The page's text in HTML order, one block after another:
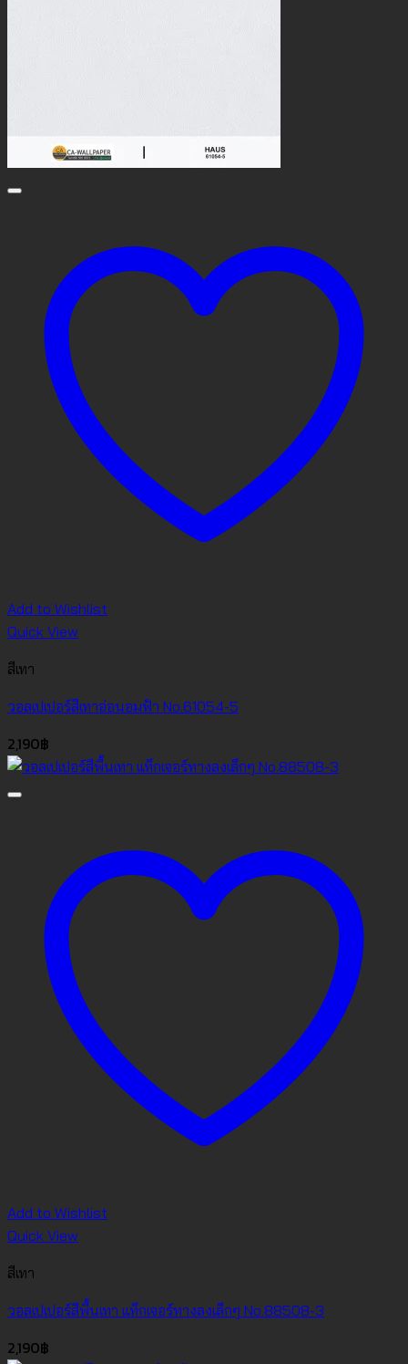
Add to Wishlist
Quick View
สีเทา
วอลเปเปอร์สีเทาอ่อนอมฟ้า No.61054-5
2,190฿
Add to Wishlist
Quick View
สีเทา
วอลเปเปอร์สีพื้นเทา แท็กเจอร์ทางลงเล็กๆ No.88508-3
2,190฿